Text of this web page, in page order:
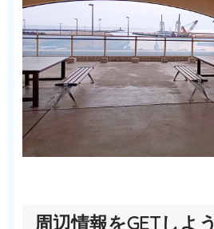
周辺情報をGETしよう